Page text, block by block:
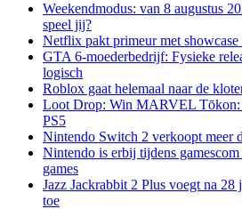
Weekendmodus: van 8 augustus
speel jij?
Netflix pakt primeur met
GTA 6-moederbedrijf: Fysieke
logisch
Roblox gaat helemaal naar de
Loot Drop: Win MARVEL Tōkon:
PS5
Nintendo Switch 2 verkoopt meer
Nintendo is erbij tijdens
games
Jazz Jackrabbit 2 Plus voegt na 28
toe